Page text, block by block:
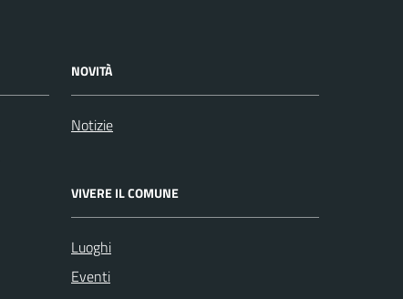
NOVITÀ
Notizie
VIVERE IL COMUNE
Luoghi
Eventi